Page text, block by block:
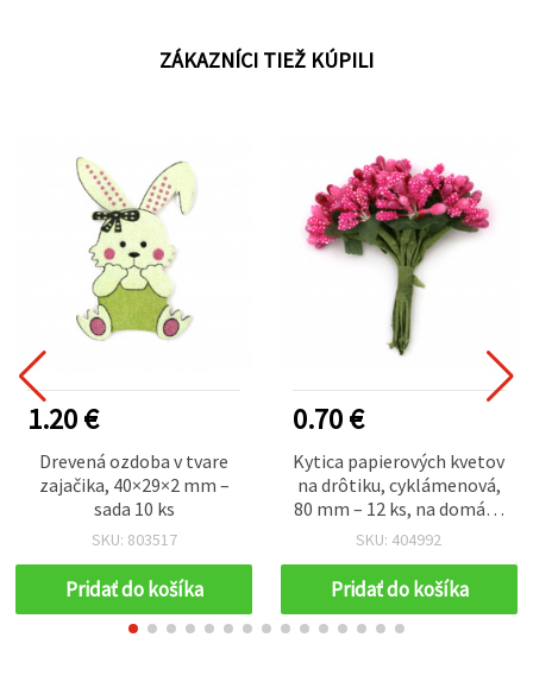
ZÁKAZNÍCI TIEŽ KÚPILI
1.20 €
Drevená ozdoba v tvare
zajačika, 40×29×2 mm –
sada 10 ks
SKU: 803517
Pridať do košíka
0.70 €
Kytica papierových kvetov
na drôtiku, cyklámenová,
80 mm – 12 ks, na domáce
dekorácie, vázy, svadobné
tvorenie
SKU: 404992
Pridať do košíka